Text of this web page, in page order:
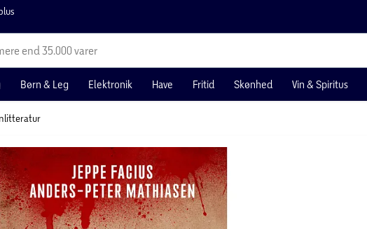
end 35.000 varer
Børn & Leg Elektronik Have Fritid Skønhed Vin & Spiritus